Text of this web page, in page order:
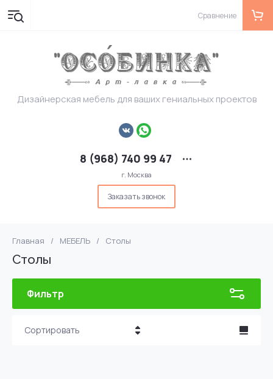
Дизайнерская мебель для ваших гениальных проектов
8 (968) 740 99 47
г. Москва
Заказать звонок
Сравнение
Главная / МЕБЕЛЬ / Столы
Столы
Фильтр
Сортировать